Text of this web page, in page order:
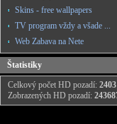
Skins - free wallpapers
TV program vždy a všade ...
Web Zabava na Nete
Štatistiky
Celkový počet HD pozadí: 2403
Zobrazených HD pozadí: